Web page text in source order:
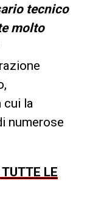
tecnico
molto
cui la
numerose
LE